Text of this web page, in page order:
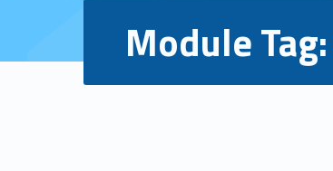
Module Tag: